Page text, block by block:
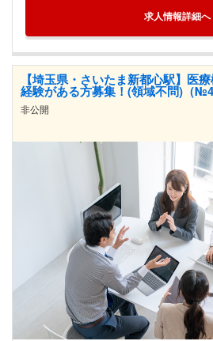
求人情報詳細へ
【埼玉県・さいたま新都心駅】医
経験がある方募集！(領域不問)（
非公開